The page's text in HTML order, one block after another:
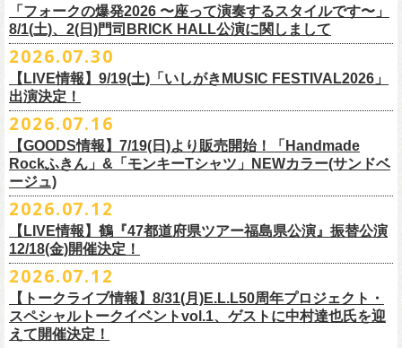
＠F.A.D YOKOHAMA 公演より販売開始致します。
こちらのグッズの売上全額を被災地復興など様々な支援を必要とされて
いる場所に寄付させていただきます。
支援金の寄付先、金額等につきましては、都度フラワーカンパニーズオ
フィシャルサイトにて改めてご報告致します。
皆さまのご安全と心身のご健康、被災地の一日も早い復旧・復興を心よ
りお祈り申し上げます。
「フォークの爆発2026 〜座って演奏するスタイルです〜」
8/1(土)、2(日)門司BRICK HALL公演に関しまして
令和8年熊本地震で被災された皆様には心よりお見舞い申し上げます
一日も早い復興、安全、安心が戻りますことを心よりお祈り申し上げま
す
今週末8/1(土)、2(日)門司BRICK HALLにて予定しております「フォーク
の爆発2026 〜座って演奏するスタイルです〜」公演に関しまして、
本日現在開催させていただく予定です。
まだ九州地方では余震が続き、交通機関が麻痺している状況を鑑み、
もしチケットをお持ちの方で今回の公演へのご来場が難しい方につきま
して、
そのまま未使用のチケットをお持ちいただけましたら、
1年間（2027年8月まで）九州地方で今後発表されるワンマンツアー、ラ
イブで有効とさせていただきます。
手続きなどは特にありませんが、入場整理番号のみ無効となりますこと
2026.07.30
【LIVE情報】9/19(土)「いしがきMUSIC FESTIVAL2026」
出演決定！
2026.07.16
【GOODS情報】7/19(日)より販売開始！「Handmade
Rockふきん」&「モンキーTシャツ」NEWカラー(サンドベ
ージュ)
7/19(日)「フォークの爆発2026 〜座って演奏するスタイルです〜」＠有
楽町I’M A SHOW 公演より、またまたNEWグッズが登場！
エプロンからスタートした新たな企画「Handmade Rock」シリーズ第二
弾、「Handmade Rockふきん」の販売が決定！
そして、絶賛販売中の「モンキーTシャツ」にサンドベージュのボディに
グリーンのプリントが夏らしいNEWカラーが追加！
ぜひチェックしてくださいね！
2026.07.12
【LIVE情報】鶴『47都道府県ツアー福島県公演』振替公演
12/18(金)開催決定！
延期となっておりました鶴『47都道府県ツアー福島県公演』の振替公演
が決定しました。
合わせて、振替公演にご来場が難しい方へ、払い戻しのご案内もござい
ますので、以下ご確認をお願い致します。
2026.07.12
【トークライブ情報】8/31(月)E.L.L50周年プロジェクト・
スペシャルトークイベントvol.1、ゲストに中村達也氏を迎
えて開催決定！